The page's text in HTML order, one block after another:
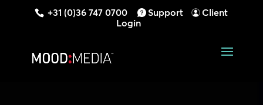
+31 (0)36 747 0700 Support
Client
Login